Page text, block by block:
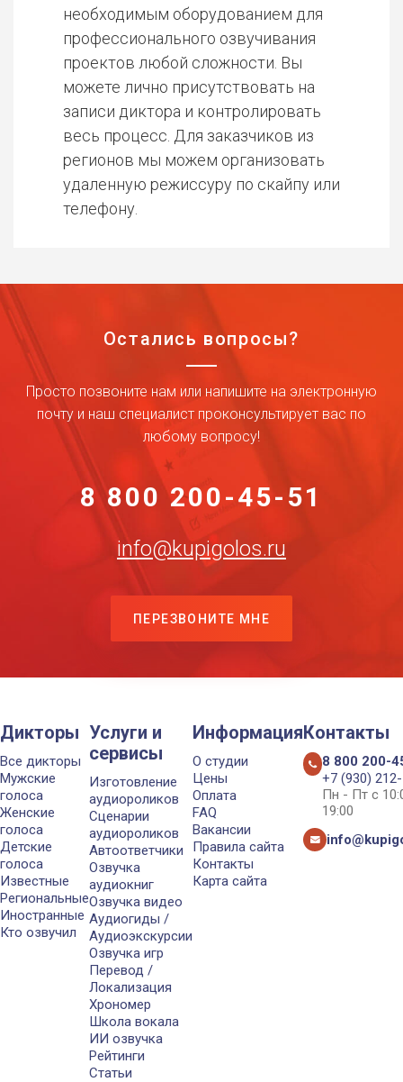
необходимым оборудованием для
профессионального озвучивания
проектов любой сложности. Вы
можете лично присутствовать на
записи диктора и контролировать
весь процесс. Для заказчиков из
регионов мы можем организовать
удаленную режиссуру по скайпу или
телефону.
Остались вопросы?
Просто позвоните нам или напишите на электронную
почту и наш специалист проконсультирует вас по
любому вопросу!
8 800 200-45-51
info@kupigolos.ru
ПЕРЕЗВОНИТЕ МНЕ
Дикторы
Все дикторы
Мужские
голоса
Женские
голоса
Детские
голоса
Известные
Региональные
Иностранные
Кто озвучил
Услуги и
сервисы
Изготовление
аудиороликов
Сценарии
аудиороликов
Автоответчики
Озвучка
аудиокниг
Озвучка видео
Аудиогиды /
Аудиоэкскурсии
Озвучка игр
Перевод /
Локализация
Хрономер
Школа вокала
ИИ озвучка
Рейтинги
Статьи
Информация
О студии
Цены
Оплата
FAQ
Вакансии
Правила сайта
Контакты
Карта сайта
Контакты
8 800 200-
+7 (930)
Пн - Пт с
19:00